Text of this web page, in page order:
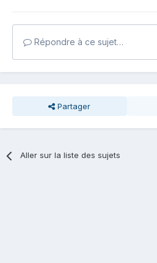
Répondre à ce sujet…
Partager
Aller sur la liste des sujets